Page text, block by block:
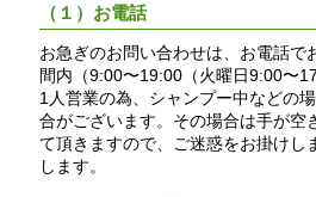
（１）お電話
お急ぎのお問い合わせは、お電話で
間内（9:00〜19:00（火曜日9:00〜
1人営業の為、シャンプー中などの
合がございます。その場合は手が空
て頂きますので、ご迷惑をお掛けし
します。